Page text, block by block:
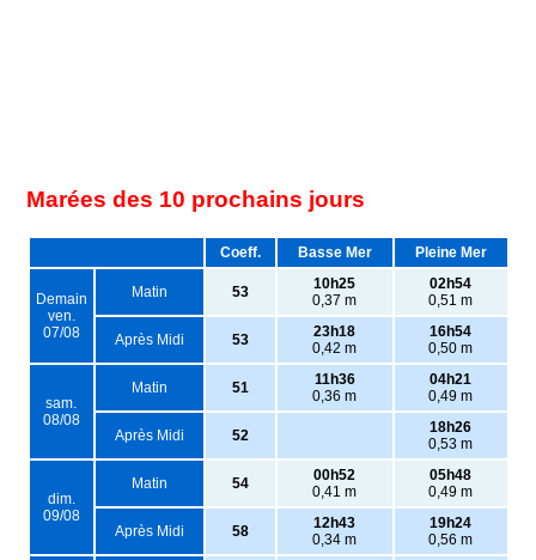
Marées des 10 prochains jours
Coeff. Basse Mer Pleine Mer
Demain
ven.
07/08
Matin 53
10h25
0,37 m
02h54
0,51 m
Après Midi 53
23h18
0,42 m
16h54
0,50 m
sam.
08/08
Matin 51
11h36
0,36 m
04h21
0,49 m
Après Midi 52
18h26
0,53 m
dim.
09/08
Matin 54
00h52
0,41 m
05h48
0,49 m
Après Midi 58
12h43
0,34 m
19h24
0,56 m